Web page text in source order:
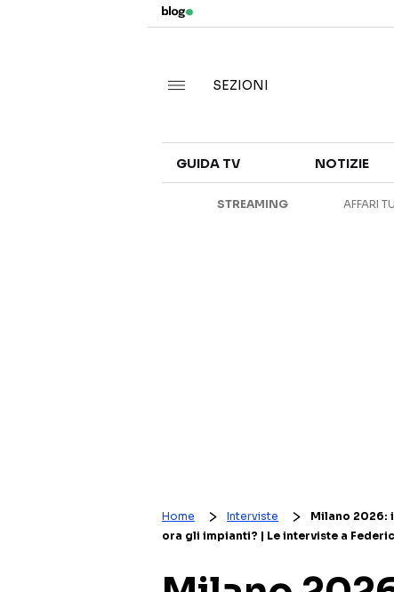
SEZIONI
GUIDA TV NOTIZIE
STREAMING AFFARI
Home Interviste
Milano 2026:
ora gli impianti? | Le interviste a